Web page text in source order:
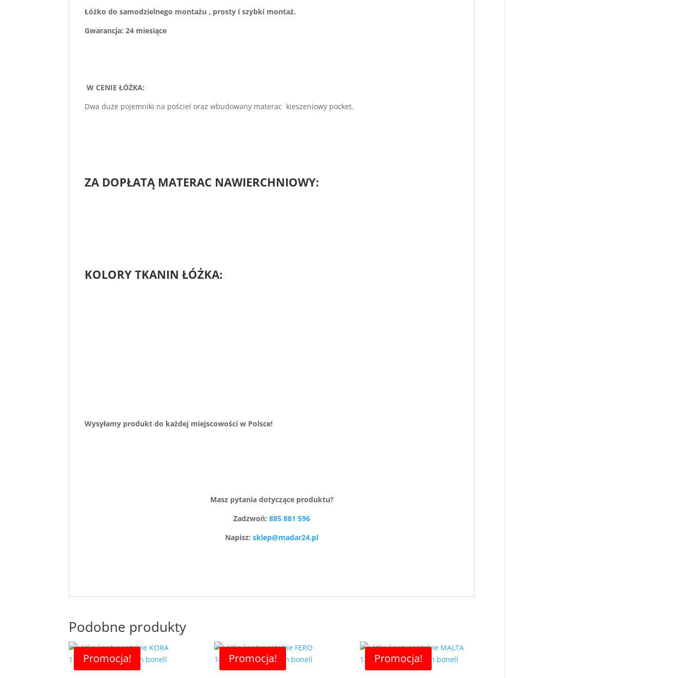
Łóżko do samodzielnego montażu , prosty i szybki montaż.
Gwarancja: 24 miesiące
W CENIE ŁÓŻKA:
Dwa duże pojemniki na pościel oraz wbudowany materac kieszeniowy pocket.
ZA DOPŁATĄ MATERAC NAWIERCHNIOWY:
KOLORY TKANIN ŁÓŻKA:
Wysyłamy produkt do każdej miejscowości w Polsce!
Masz pytania dotyczące produktu?
Zadzwoń:885 881 596
Napisz:sklep@madar24.pl
Podobne produkty
Promocja! Promocja! Promocja!